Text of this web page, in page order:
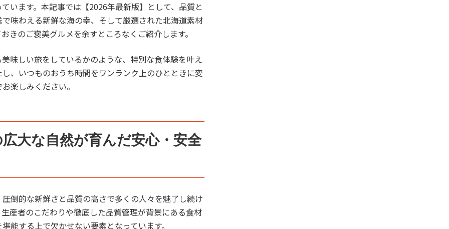
います。本記事では【2026年最新版】として、品質と
味わえる新鮮な海の幸、そして厳選された北海道素材
きのご褒美グルメを余すところなくご紹介します。
味しい旅をしているかのような、特別な食体験を叶え
、いつものおうち時間をワンランク上のひとときに変
楽しみください。
大な自然が育んだ安心・安全
倒的な新鮮さと品質の高さで多くの人々を魅了し続け
産者のこだわりや徹底した品質管理が背景にある食材
能する上で欠かせない要素となっています。